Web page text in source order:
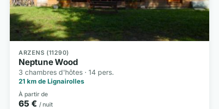
ARZENS (11290)
Neptune Wood
3 chambres d'hôtes · 14 pers.
21 km de Lignairolles
À partir de
65 € / nuit